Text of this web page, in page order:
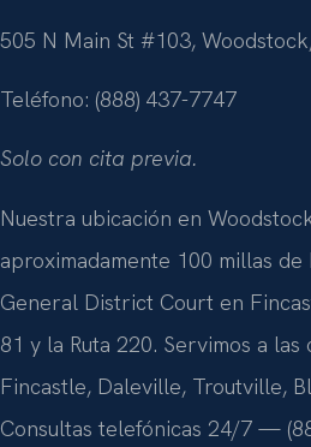
505 N Main St #103,
Teléfono: (888) 437-7747
Solo con cita previa.
Nuestra ubicación en
aproximadamente 100 millas
General District Court en
81 y la Ruta 220. Servimos a las
Fincastle, Daleville, Troutville,
Consultas telefónicas 24/7 —